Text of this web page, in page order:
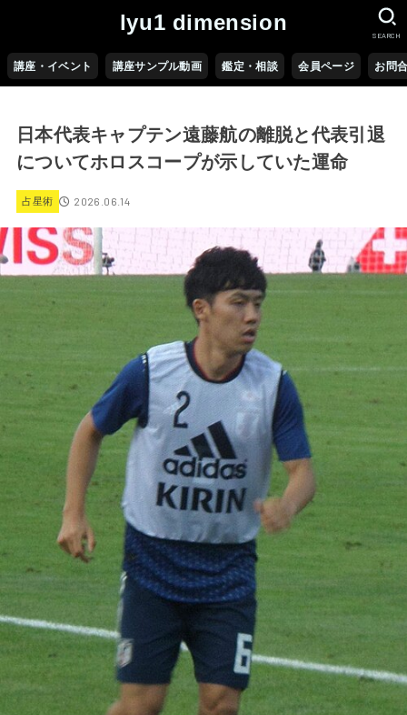
lyu1 dimension
講座・イベント 講座サンプル動画 鑑定・相談 会員ページ お問
SEARCH
日本代表キャプテン遠藤航の離脱と代表引退
についてホロスコープが示していた運命
占星術 2026.06.14